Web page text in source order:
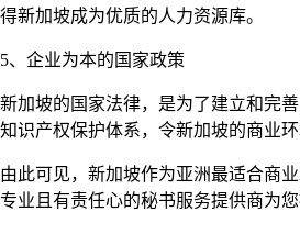
得新加坡成为优质的人力资源库。
5、企业为本的国家政策
新加坡的国家法律，是为了建立和完
知识产权保护体系，令新加坡的商业环
由此可见，新加坡作为亚洲最适合商
专业且有责任心的秘书服务提供商为